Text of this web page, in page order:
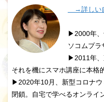
→詳しい
▶2000年、
ソコムプラ
▶2011年、
それを機にスマホ講座に本格
▶2020年10月、新型コロナ
閉鎖。自宅で学べるオンライ